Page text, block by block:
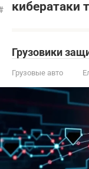
кибератаки
Грузовики
Грузовые авто